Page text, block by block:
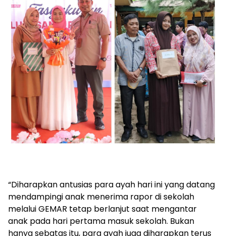
“Diharapkan antusias para ayah hari ini yang datang
mendampingi anak menerima rapor di sekolah
melalui GEMAR tetap berlanjut saat mengantar
anak pada hari pertama masuk sekolah. Bukan
hanya sebatas itu, para ayah juga diharapkan terus